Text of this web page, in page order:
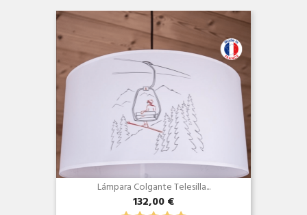
Lámpara Colgante Telesilla...
132,00 €